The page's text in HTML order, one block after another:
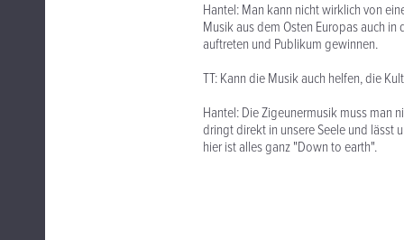
Hantel: Man kann nicht wirklich von
Musik aus dem Osten Europas auch
auftreten und Publikum gewinnen.
TT: Kann die Musik auch helfen, die
Hantel: Die Zigeunermusik muss man
dringt direkt in unsere Seele und lässt
hier ist alles ganz "Down to earth".